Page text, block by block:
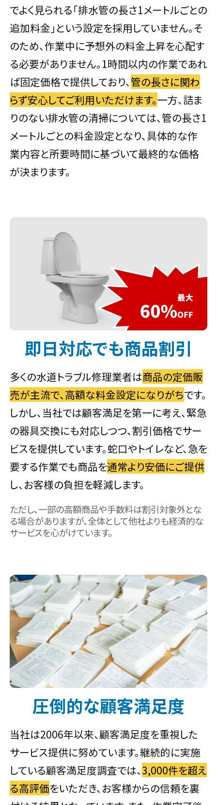
でよく見られる「排水管の長さ1メートルごとの
追加料金」という設定を採用していません。そ
のため、作業中に予想外の料金上昇を心配す
る必要がありません。1時間以内の作業であれ
ば固定価格で提供しており、管の長さに関わ
らず安心してご利用いただけます。一方、詰ま
りのない排水管の清掃については、管の長さ1
メートルごとの料金設定となり、具体的な作
業内容と所要時間に基づいて最終的な価格
が決まります。
即日対応でも商品割引
多くの水道トラブル修理業者は商品の定価販
売が主流で、高額な料金設定になりがちです。
しかし、当社では顧客満足を第一に考え、緊急
の器具交換にも対応しつつ、割引価格でサー
ビスを提供しています。蛇口やトイレなど、急を
要する作業でも商品を通常より安価にご提供
し、お客様の負担を軽減します。
ただし、一部の高額商品や手数料は割引対象外とな
る場合がありますが、全体として他社よりも経済的な
サービスを心がけています。
圧倒的な顧客満足度
当社は2006年以来、顧客満足度を重視した
サービス提供に努めています。継続的に実施
している顧客満足度調査では、 3,000件を超え
る高評価をいただき、お客様からの信頼を裏